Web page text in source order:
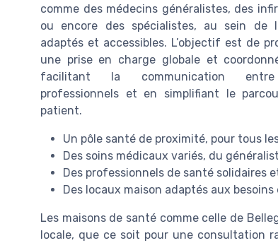
comme des médecins généralistes, des
ou encore des spécialistes, au sein de
adaptés et accessibles. L’objectif est de
une prise en charge globale et
facilitant la communication
professionnels et en simplifiant le
patient.
Un pôle santé de proximité, pour tous
Des soins médicaux variés, du
Des professionnels de santé solidaires
Des locaux maison adaptés aux
Les maisons de santé comme celle de
locale, que ce soit pour une consultation